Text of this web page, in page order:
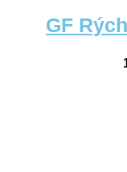
GF